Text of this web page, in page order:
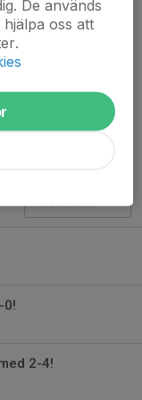
ut matchens
0!
2-4!
De används
oss att